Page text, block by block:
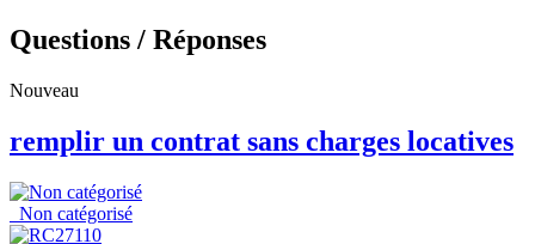
Questions / Réponses
Nouveau
remplir un contrat sans charges locatives
Non catégorisé